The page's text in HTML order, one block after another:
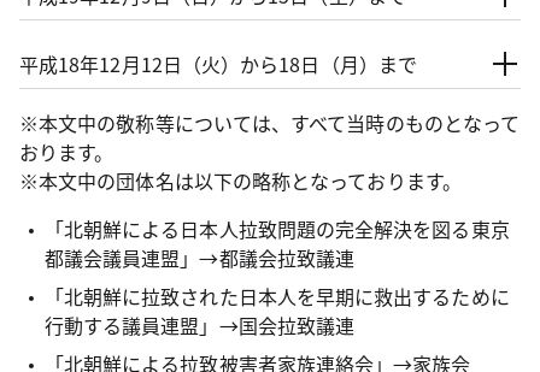
平成18年12月12日（火）から18日（月）まで
※本文中の敬称等については、すべて当時のものとなって
おります。
※本文中の団体名は以下の略称となっております。
「北朝鮮による日本人拉致問題の完全解決を図る東京
都議会議員連盟」→都議会拉致議連
「北朝鮮に拉致された日本人を早期に救出するために
行動する議員連盟」→国会拉致議連
「北朝鮮による拉致被害者家族連絡会」→家族会